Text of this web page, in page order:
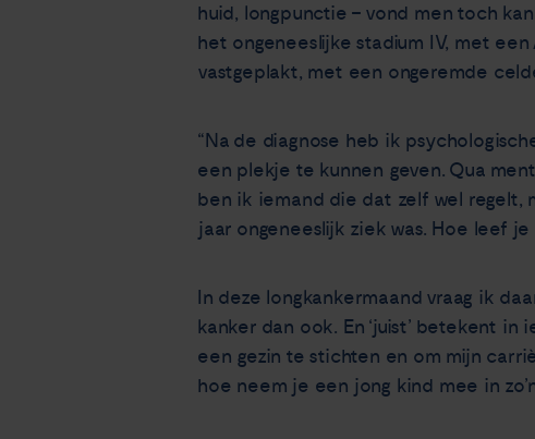
huid, longpunctie – vond men toch
het ongeneeslijke stadium IV, met een
vastgeplakt, met een ongeremde
“Na de diagnose heb ik
een plekje te kunnen geven. Qua
ben ik iemand die dat zelf wel regelt,
jaar ongeneeslijk ziek was. Hoe leef
In deze longkankermaand vraag ik
kanker dan ook. En ‘juist’ betekent
een gezin te stichten en om mijn
hoe neem je een jong kind mee in